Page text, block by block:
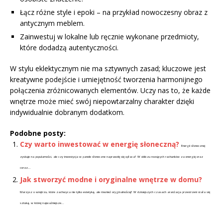
Łącz różne style i epoki – na przykład nowoczesny obraz z
antycznym meblem.
Zainwestuj w lokalne lub ręcznie wykonane przedmioty,
które dodadzą autentyczności.
W stylu eklektycznym nie ma sztywnych zasad; kluczowe jest
kreatywne podejście i umiejętność tworzenia harmonijnego
połączenia zróżnicowanych elementów. Uczy nas to, że każde
wnętrze może mieć swój niepowtarzalny charakter dzięki
indywidualnie dobranym dodatkom.
Podobne posty:
Czy warto inwestować w energię słoneczną?
Energii słonecznej
zyskuje na popularności, ale czy inwestycja w panele słoneczne naprawdę się opłaca? W obliczu rosnących rachunków za energię oraz
coraz...
Jak stworzyć modne i oryginalne wnętrze w domu?
Marzysz o wnętrzu, które zachwyca nie tylko estetyką, ale również oryginalnością? W dzisiejszych czasach aranżacja przestrzeni stała się
sztuką, w której najważniejsze...